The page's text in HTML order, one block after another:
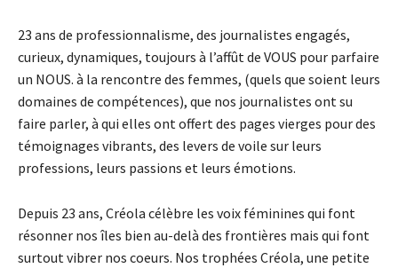
23 ans de professionnalisme, des journalistes engagés,
curieux, dynamiques, toujours à l’affût de VOUS pour parfaire
un NOUS. à la rencontre des femmes, (quels que soient leurs
domaines de compétences), que nos journalistes ont su
faire parler, à qui elles ont offert des pages vierges pour des
témoignages vibrants, des levers de voile sur leurs
professions, leurs passions et leurs émotions.
Depuis 23 ans, Créola célèbre les voix féminines qui font
résonner nos îles bien au-delà des frontières mais qui font
surtout vibrer nos coeurs. Nos trophées Créola, une petite